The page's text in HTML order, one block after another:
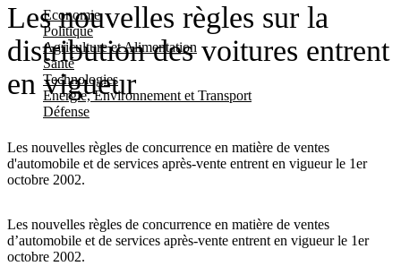
Economie
Politique
Agriculture et Alimentation
Santé
Technologies
Energie, Environnement et Transport
Défense
Les nouvelles règles sur la
distribution des voitures entrent
en vigueur
Les nouvelles règles de concurrence en matière de ventes
d'automobile et de services après-vente entrent en vigueur le 1er
octobre 2002.
Les nouvelles règles de concurrence en matière de ventes
d’automobile et de services après-vente entrent en vigueur le 1er
octobre 2002.